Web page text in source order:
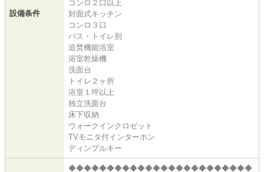
設備条件
コンロ２口以上
対面式キッチン
コンロ３口
バス・トイレ別
追焚機能浴室
浴室乾燥機
洗面台
トイレ２ヶ所
浴室１坪以上
独立洗面台
床下収納
ウォークインクロゼット
TVモニタ付インターホン
ディンプルキー
◆◆◆◆◆◆◆◆◆◆◆◆◆◆◆◆◆◆◆◆◆◆◆◆